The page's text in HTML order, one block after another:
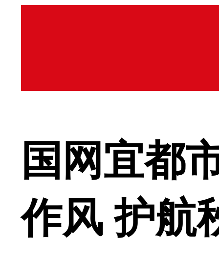
国网宜都
作风 护航